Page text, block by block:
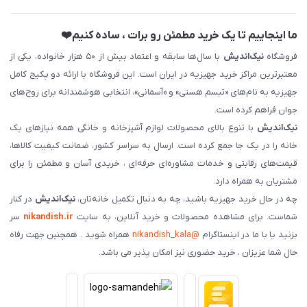
ما اینجاییم تا یک خرید مطمئن رو برات ، ساده کنیم❤️
فروشگاهنیک‌اندیش
با سال‌ها سابقه و اعتماد بیش از ۵۰ هزار خانواده، یکی از
معتبرترین مراکز خرید جهیزیه در ایران است. این فروشگاه با ارائه دو پکیج کامل
جهیزیه به نام‌های «تبسم هستی» و «آسمانی»، انتخابی هوشمندانه برای زوج‌های
جوان فراهم کرده است.
نیک‌اندیش با تنوع بالای محصولات لوازم آشپزخانه و خانگی همه نیازهای یک
خانه را در یک جا جمع کرده است. ارسال به سراسر کشور، ضمانت کیفیت کالاها،
قیمت‌های رقابتی و خدمات مشاوره‌ای حرفه‌ای ، خریدی آسان و مطمئن را برای
مشتریان به همراه دارد.
چه در حال خرید جهیزیه باشید، چه به دنبال تکمیل خانه‌تان،نیک‌اندیش در کنار
شماست. برای مشاهده محصولات و خرید آنلاین، به سایت nikandish.ir سر
بزنید یا با ما در اینستاگرام @nikandish_kala
همراه شوید . همچنین جهت رفاه
حال شما عزیزان ، خرید حضوری نیز امکان پذیر می باشد.